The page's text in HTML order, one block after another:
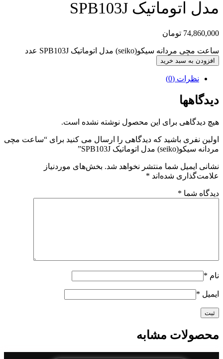
مدل اتوماتیک SPB103J
74,860,000 تومان
ساعت مچی مردانه سیکو(seiko) مدل اتوماتیک SPB103J عدد
افزودن به سبد خرید
نظرات (0)
دیدگاهها
هیچ دیدگاهی برای این محصول نوشته نشده است.
اولین نفری باشید که دیدگاهی را ارسال می کنید برای “ساعت مچی
مردانه سیکو(seiko) مدل اتوماتیک SPB103J”
نشانی ایمیل شما منتشر نخواهد شد. بخش‌های موردنیاز
علامت‌گذاری شده‌اند *
دیدگاه شما *
نام *
ایمیل *
محصولات مشابه